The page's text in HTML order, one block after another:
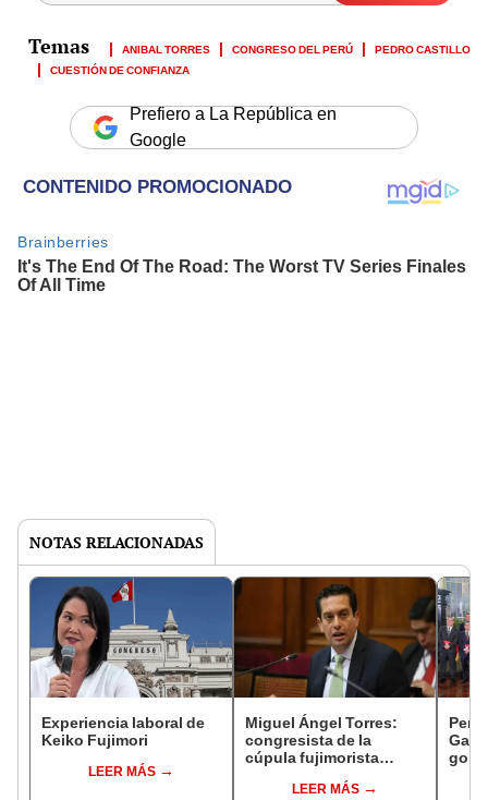
ANIBAL TORRES CONGRESO DEL PERÚ
PEDRO CASTILLO
CUESTIÓN DE CONFIANZA
Prefiero a La República en
Google
NOTAS RELACIONADAS
Experiencia laboral de
Keiko Fujimori
LEER MÁS
Miguel Ángel Torres:
congresista de la
cúpula fujimorista
del SenadoLEER MÁS